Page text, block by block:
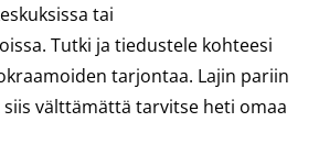
tai
Tutki ja tiedustele kohteesi
tarjontaa. Lajin pariin
välttämättä tarvitse heti omaa